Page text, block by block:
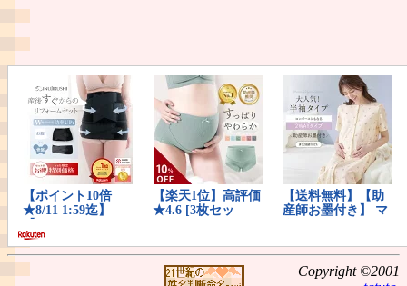
Copyright ©2001